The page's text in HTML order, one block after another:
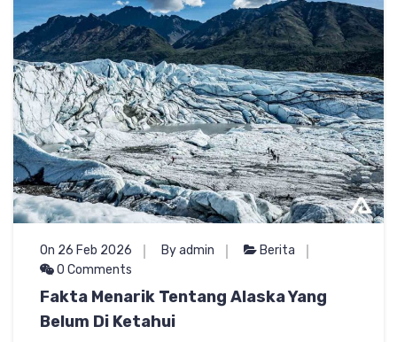
On 26 Feb 2026 By admin
Berita
0 Comments
Fakta Menarik Tentang Alaska Yang
Belum Di Ketahui